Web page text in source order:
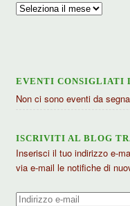
Archivio
EVENTI CONSIGLIATI
Non ci sono eventi da
ISCRIVITI AL BLOG
Inserisci il tuo indirizzo e-
via e-mail le notifiche di
Indirizzo